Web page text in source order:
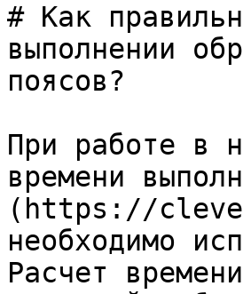
# Как
выполнении
поясов?
При работе в
времени
(https://
необходимо
Расчет